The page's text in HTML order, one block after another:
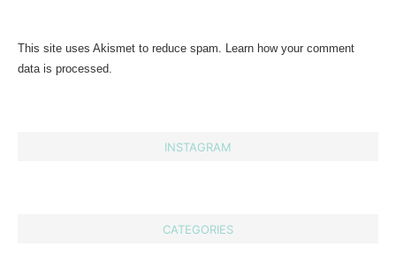
This site uses Akismet to reduce spam. Learn how your comment
data is processed.
INSTAGRAM
CATEGORIES